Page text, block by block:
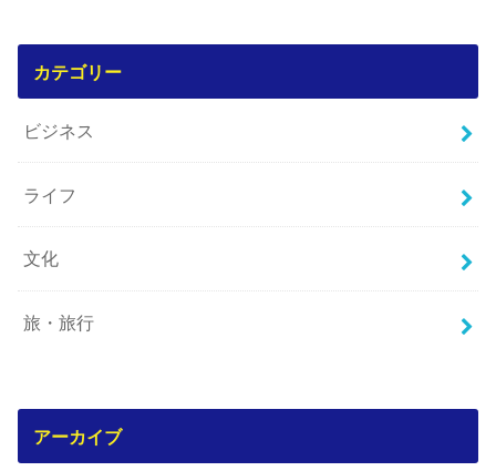
カテゴリー
ビジネス
ライフ
文化
旅・旅行
アーカイブ